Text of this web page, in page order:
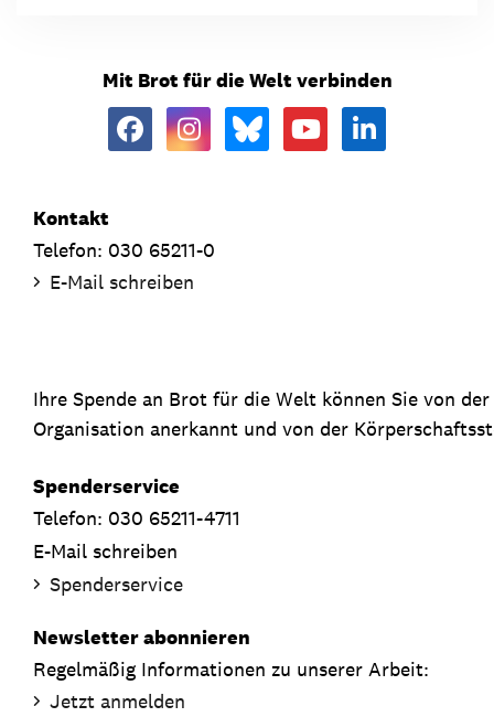
Mit Brot für die Welt verbinden
Kontakt
Telefon: 030 65211-0
E-Mail schreiben
Ihre Spende an Brot für die Welt können Sie von
Organisation anerkannt und von der
Spenderservice
Telefon: 030 65211-4711
E-Mail schreiben
Spenderservice
Newsletter abonnieren
Regelmäßig Informationen zu unserer Arbeit:
Jetzt anmelden